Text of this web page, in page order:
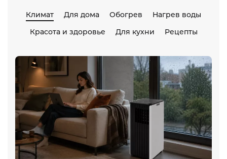
Климат Для дома Обогрев
Нагрев воды
Красота и здоровье
Для кухни Рецепты